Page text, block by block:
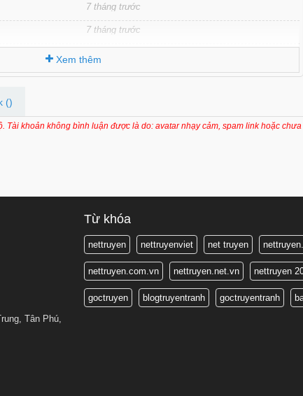
7 tháng trước
7 tháng trước
7 tháng trước
7 tháng trước
7 tháng trước
7 tháng trước
7 tháng trước
7 tháng trước
7 tháng trước
Xem thêm
()
Tài khoản không bình luận được là do: avatar nhạy cảm, spam link hoặc chưa
Tân Phú,
Từ khóa
nettruyen nettruyenviet net truyen
nettruyen.com.vn nettruyen.net.vn nettruyen
goctruyen blogtruyentranh goctruyentranh